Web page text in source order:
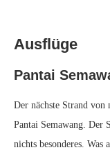
Ausflüge
Pantai
Der nächste Strand
Pantai Semawang. Der
nichts besonderes. Was